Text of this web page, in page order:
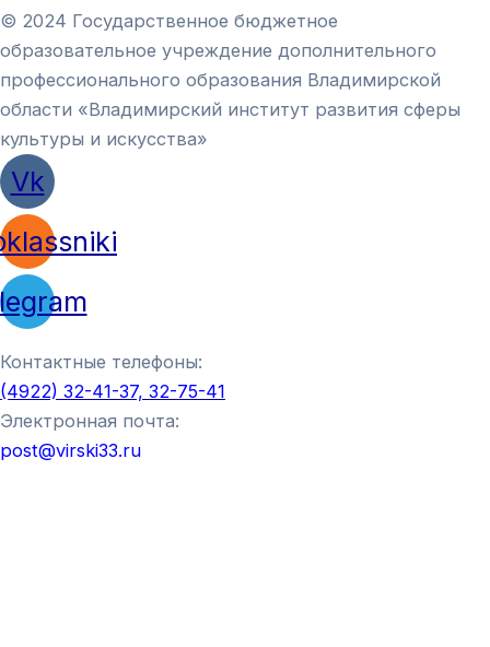
© 2024 Государственное бюджетное
образовательное учреждение дополнительного
профессионального образования Владимирской
области «Владимирский институт развития сферы
культуры и искусства»
Vk
Контактные телефоны:
(4922) 32-41-37, 32-75-41
Электронная почта:
post@virski33.ru